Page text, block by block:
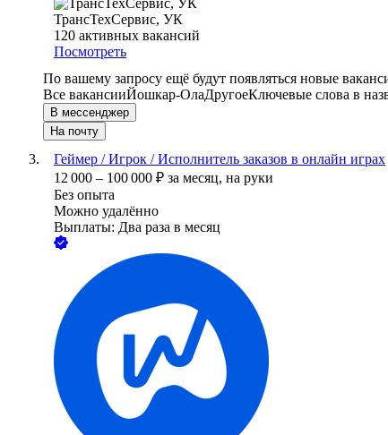
ТрансТехСервис, УК
120 активных вакансий
Посмотреть
По вашему запросу ещё будут появляться новые
Все вакансииЙошкар-ОлаДругоеКлючевые слова в
В мессенджер
На почту
Геймер / Игрок / Исполнитель заказов в онлайн играх
12 000 – 100 000 ₽ за месяц, на руки
Без опыта
Можно удалённо
Выплаты: Два раза в месяц